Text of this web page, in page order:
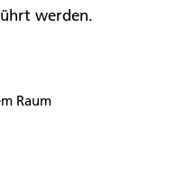
werden.
Raum